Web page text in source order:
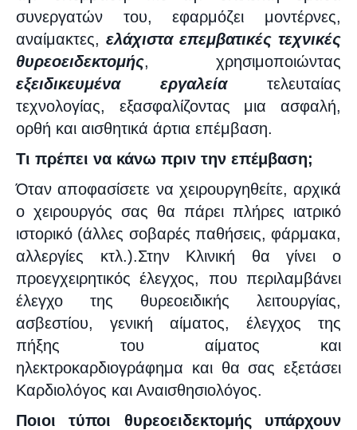
συνεργατών του, εφαρμόζει μοντέρνες,
αναίμακτες, ελάχιστα επεμβατικές τεχνικές
θυρεοειδεκτομής, χρησιμοποιώντας
εξειδικευμένα εργαλείατελευταίας
τεχνολογίας, εξασφαλίζοντας μια ασφαλή,
ορθή και αισθητικά άρτια επέμβαση.
Τι πρέπει να κάνω πριν την επέμβαση;
Όταν αποφασίσετε να χειρουργηθείτε, αρχικά
ο χειρουργός σας θα πάρει πλήρες ιατρικό
ιστορικό (άλλες σοβαρές παθήσεις, φάρμακα,
αλλεργίες κτλ.).Στην Κλινική θα γίνει ο
προεγχειρητικός έλεγχος, που περιλαμβάνει
έλεγχο της θυρεοειδικής λειτουργίας,
ασβεστίου, γενική αίματος, έλεγχος της
πήξης του αίματος και
ηλεκτροκαρδιογράφημα και θα σας εξετάσει
Καρδιολόγος και Αναισθησιολόγος.
Ποιοι τύποι θυρεοειδεκτομής υπάρχουν